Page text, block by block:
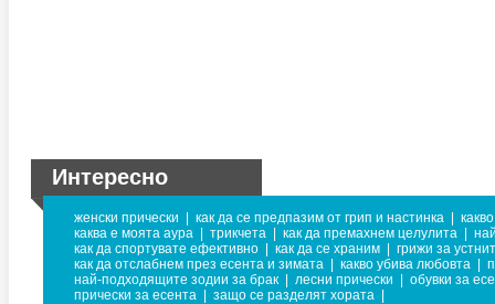
Интересно
женски прически как да се предпазим от грип и настинка
каква е моята аура
трикчета как да премахнем целулита
как да спортувате ефективно
как да се храним
грижи за
как да отслабнем през есента и зимата
какво убива любовта
най-подходящите зодии за брак
лесни прически
обувки за
прически за есента
защо се разделят хората